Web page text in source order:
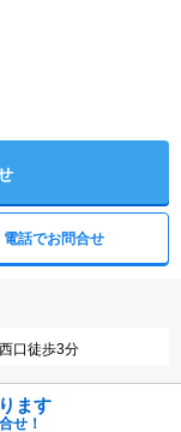
電話でお問合せ
口徒歩3分
ます
せ！